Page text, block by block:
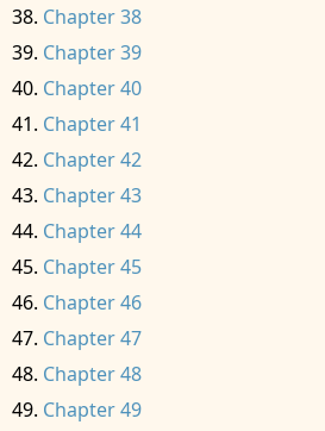
Chapter 38
Chapter 39
Chapter 40
Chapter 41
Chapter 42
Chapter 43
Chapter 44
Chapter 45
Chapter 46
Chapter 47
Chapter 48
Chapter 49